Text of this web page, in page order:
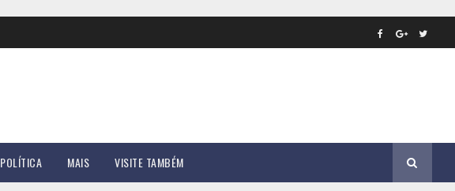
POLÍTICA MAIS VISITE TAMBÉM